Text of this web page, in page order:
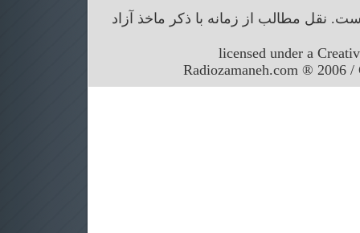
نقل مطالب از زمانه با ذکر ماخذ آزاد
licensed under a